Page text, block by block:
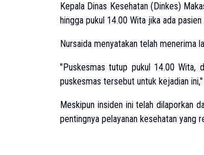
Kepala Dinas Kesehatan (Dinkes)
hingga pukul 14.00 Wita jika ada
Nursaida menyatakan telah menerima
"Puskesmas tutup pukul 14.00 Wita,
puskesmas tersebut untuk kejadian
Meskipun insiden ini telah dilaporkan
pentingnya pelayanan kesehatan